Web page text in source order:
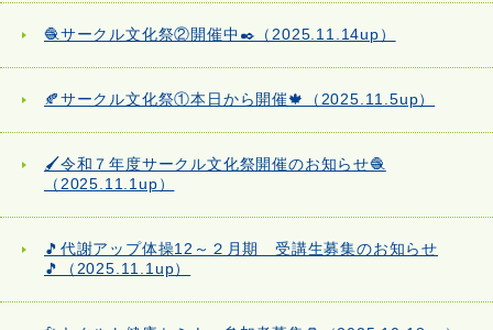
🧶サークル文化祭②開催中✒️（2025.11.14up）
🍂サークル文化祭①本日から開催🍁（2025.11.5up）
🖌️令和７年度サークル文化祭開催のお知らせ🧶
（2025.11.1up）
🎵代謝アップ体操12～２月期 受講生募集のお知らせ
🎵（2025.11.1up）